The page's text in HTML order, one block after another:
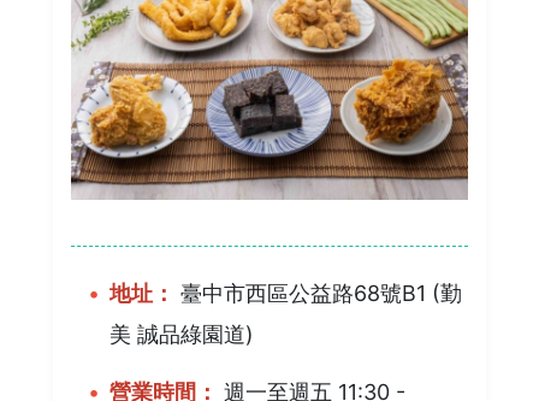
地址： 臺中市西區公益路68號B1 (勤
美 誠品綠園道)
營業時間： 週一至週五 11:30 -